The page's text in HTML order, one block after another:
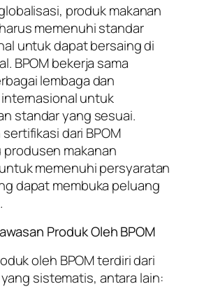
produk makanan
memenuhi standar
untuk dapat bersaing di
BPOM bekerja sama
lembaga dan
untuk
standar yang sesuai.
dari BPOM
makanan
memenuhi persyaratan
dapat membuka peluang
Produk Oleh BPOM
oleh BPOM terdiri dari
sistematis, antara lain: